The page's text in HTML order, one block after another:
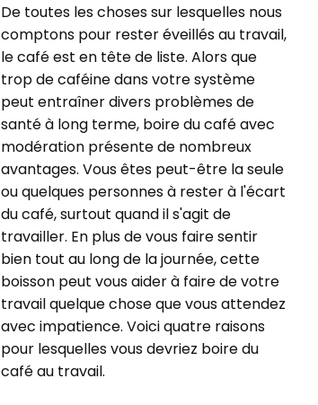
De toutes les choses sur lesquelles nous
comptons pour rester éveillés au travail,
le café est en tête de liste. Alors que
trop de caféine dans votre système
peut entraîner divers problèmes de
santé à long terme, boire du café avec
modération présente de nombreux
avantages. Vous êtes peut-être la seule
ou quelques personnes à rester à l'écart
du café, surtout quand il s'agit de
travailler. En plus de vous faire sentir
bien tout au long de la journée, cette
boisson peut vous aider à faire de votre
travail quelque chose que vous attendez
avec impatience. Voici quatre raisons
pour lesquelles vous devriez boire du
café au travail.